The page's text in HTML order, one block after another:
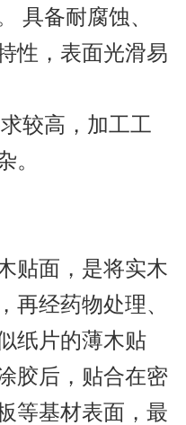
具备耐腐蚀、
性，表面光滑易
较高，加工工
。
贴面，是将实木
再经药物处理、
纸片的薄木贴
胶后，贴合在密
等基材表面，最